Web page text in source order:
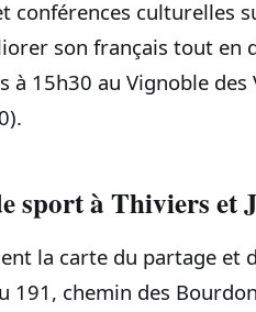
conférences culturelles
son français tout en
à 15h30 au Vignoble
sport à Thiviers et
la carte du partage et
191, chemin des